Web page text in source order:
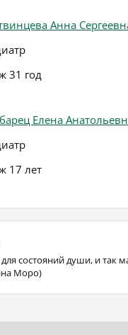
Анна
31 год
Елена
17 лет
состояний души, и так
Моро)